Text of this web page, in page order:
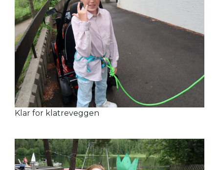
Klar for klatreveggen